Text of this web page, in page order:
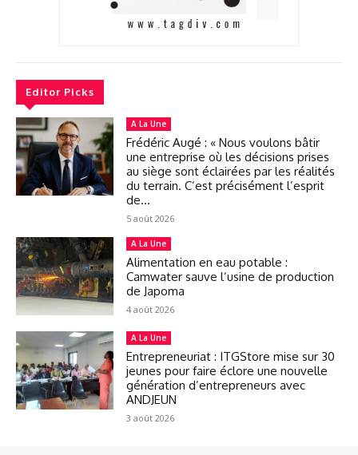
Editor Picks
A La Une
Frédéric Augé : « Nous voulons bâtir
une entreprise où les décisions prises
au siège sont éclairées par les réalités
du terrain. C’est précisément l’esprit
de...
5 août 2026
A La Une
Alimentation en eau potable :
Camwater sauve l’usine de production
de Japoma
4 août 2026
A La Une
Entrepreneuriat : ITGStore mise sur 30
jeunes pour faire éclore une nouvelle
génération d’entrepreneurs avec
ANDJEUN
3 août 2026